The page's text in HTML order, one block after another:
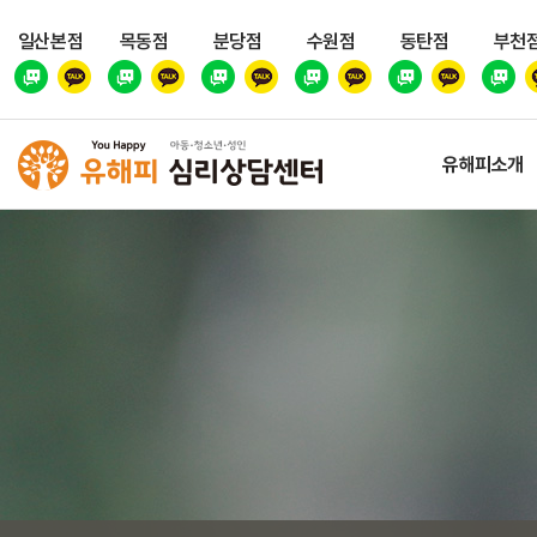
일산본점 목동점 분당점 수원점 동탄점 부천
유해피소개